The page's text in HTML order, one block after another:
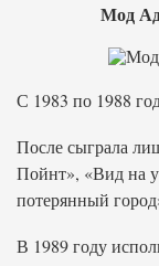
Мод
С 1983 по 1988
После сыграла
Пойнт», «Вид на
потерянный
В 1989 году